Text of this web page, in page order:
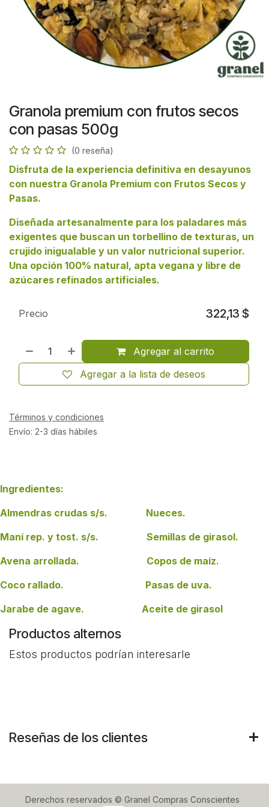
Granola premium con frutos secos
con pasas 500g
(0 reseña)
Disfruta de la experiencia definitiva en desayunos
con nuestra Granola Premium con Frutos Secos y
Pasas.
Diseñada artesanalmente para los paladares más
exigentes que buscan un torbellino de texturas, un
crujido inigualable y un valor nutricional superior.
Una opción 100% natural, apta vegana y libre de
azúcares refinados artificiales.
Agregar al carrito
Agregar a la lista de deseos
Precio 322,13 $
Términos y condiciones
Envío: 2-3 días hábiles
Ingredientes:
Almendras crudas s/s. Nueces.
Maní rep. y tost. s/s. Semillas de girasol.
Avena arrollada. Copos de maíz.
Coco rallado. Pasas de uva.
Jarabe de agave. Aceite de girasol
Productos alternos
Estos productos podrían interesarle
Reseñas de los clientes
Derechos reservados © Granel Compras Conscientes